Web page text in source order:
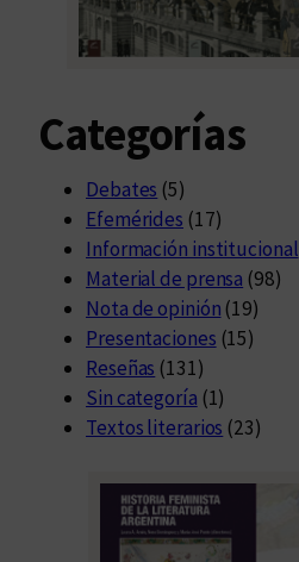
Categorías
Debates (5)
Efemérides (17)
Información institucional
Material de prensa (98)
Nota de opinión (19)
Presentaciones (15)
Reseñas (131)
Sin categoría (1)
Textos literarios (23)